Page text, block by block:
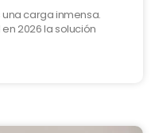
carga inmensa.
2026 la solución